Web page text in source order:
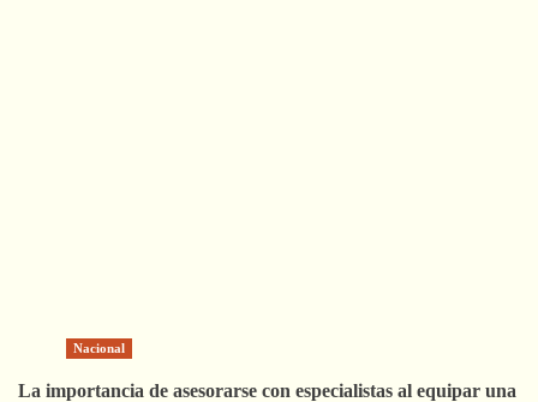
Nacional
La importancia de asesorarse con especialistas al equipar una